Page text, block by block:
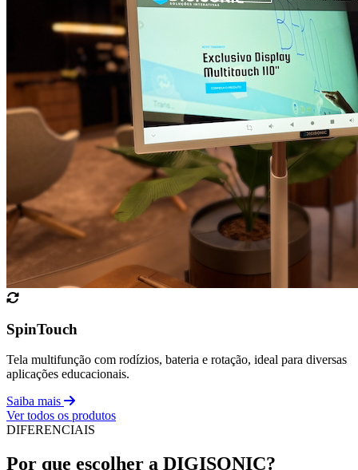
SpinTouch
Tela multifunção com rodízios, bateria e rotação, ideal para diversas
aplicações educacionais.
Saiba mais
Ver todos os produtos
DIFERENCIAIS
Por que escolher a DIGISONIC?